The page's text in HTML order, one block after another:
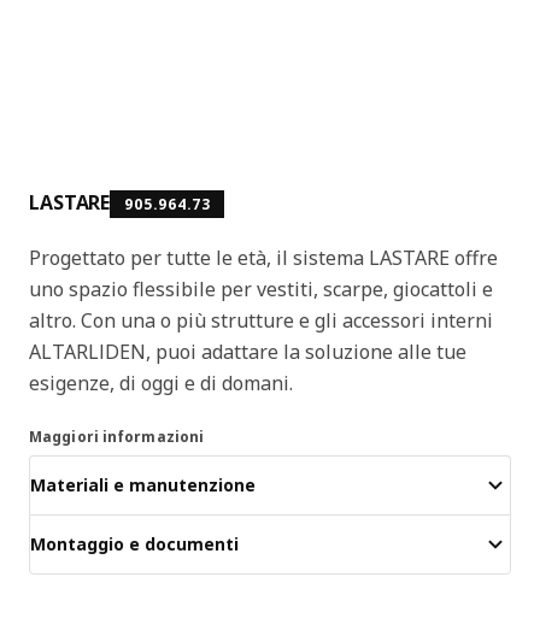
LASTARE 905.964.73
Progettato per tutte le età, il sistema LASTARE offre
uno spazio flessibile per vestiti, scarpe, giocattoli e
altro. Con una o più strutture e gli accessori interni
ALTARLIDEN, puoi adattare la soluzione alle tue
esigenze, di oggi e di domani.
Maggiori informazioni
Materiali e manutenzione
Montaggio e documenti